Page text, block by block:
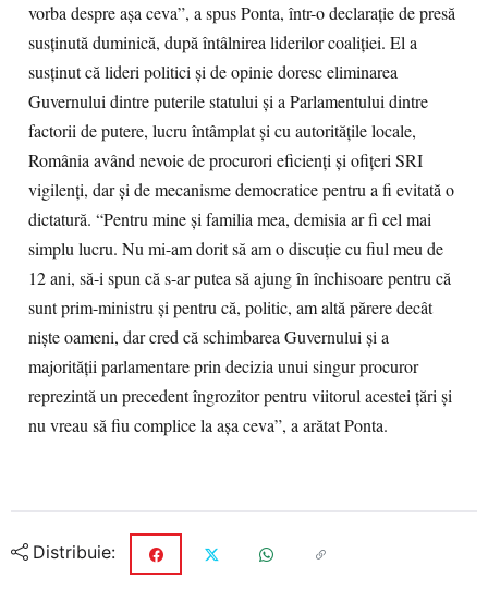
vorba despre aşa ceva”, a spus Ponta, într-o declaraţie de presă
susţinută duminică, după întâlnirea liderilor coaliţiei. El a
susţinut că lideri politici şi de opinie doresc eliminarea
Guvernului dintre puterile statului şi a Parlamentului dintre
factorii de putere, lucru întâmplat şi cu autorităţile locale,
România având nevoie de procurori eficienţi şi ofiţeri SRI
vigilenţi, dar şi de mecanisme democratice pentru a fi evitată o
dictatură. “Pentru mine şi familia mea, demisia ar fi cel mai
simplu lucru. Nu mi-am dorit să am o discuţie cu fiul meu de
12 ani, să-i spun că s-ar putea să ajung în închisoare pentru că
sunt prim-ministru şi pentru că, politic, am altă părere decât
nişte oameni, dar cred că schimbarea Guvernului şi a
majorităţii parlamentare prin decizia unui singur procuror
reprezintă un precedent îngrozitor pentru viitorul acestei ţări şi
nu vreau să fiu complice la aşa ceva”, a arătat Ponta.
Distribuie: